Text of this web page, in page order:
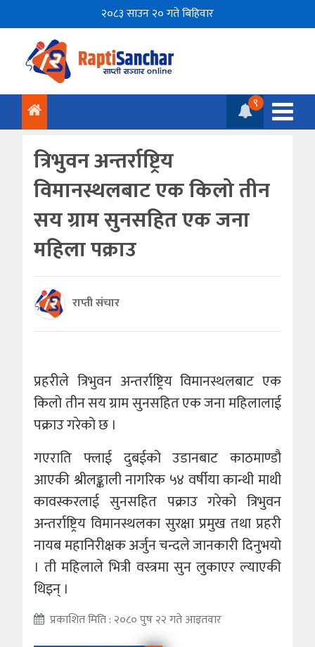
२०८३ साउन २० गते बिहिवार
९
त्रिभुवन अन्तर्राष्ट्रिय
विमानस्थलबाट एक किलो तीन
सय ग्राम सुनसहित एक जना
महिला पक्राउ
राप्ती संचार
प्रहरीले त्रिभुवन अन्तर्राष्ट्रिय विमानस्थलबाट एक
किलो तीन सय ग्राम सुनसहित एक जना महिलालाई
पक्राउ गरेको छ ।
गएराति फ्लाई दुबईको उडानबाट काठमाण्डौ
आएकी श्रीलङ्काली नागरिक ५४ वर्षीया कान्थी माथी
कावस्करलाई सुनसहित पक्राउ गरेको त्रिभुवन
अन्तर्राष्ट्रिय विमानस्थलका सुरक्षा प्रमुख तथा प्रहरी
नायब महानिरीक्षक अर्जुन चन्दले जानकारी दिनुभयो
। ती महिलाले भित्री वस्त्रमा सुन लुकाएर ल्याएकी
थिइन् ।
प्रकाशित मिति : २०८० पुष २२ गते आइतवार